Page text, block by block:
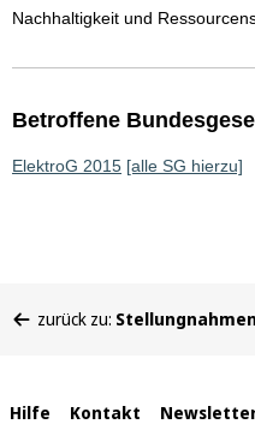
Nachhaltigkeit und
Betroffene
ElektroG 2015 [alle SG hierzu]
befinden
zurück zu:
Interne
Hilfe Kontakt